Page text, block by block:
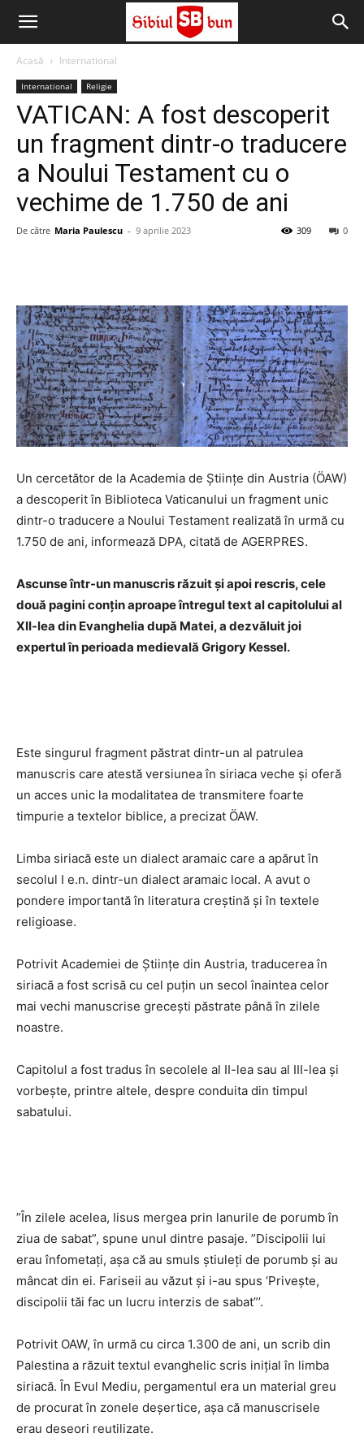
Sibiul
Acasă International
International Religie
VATICAN: A fost descoperit
un fragment dintr-o traducere
a Noului Testament cu o
vechime de 1.750 de ani
De către Maria Paulescu - 9 aprilie 2023 0
309
Un cercetător de la Academia de Ştiinţe din Austria (ÖAW)
a descoperit în Biblioteca Vaticanului un fragment unic
dintr-o traducere a Noului Testament realizată în urmă cu
1.750 de ani, informează DPA, citată de AGERPRES.
Ascunse într-un manuscris răzuit şi apoi rescris, cele
două pagini conţin aproape întregul text al capitolului al
XII-lea din Evanghelia după Matei, a dezvăluit joi
expertul în perioada medievală Grigory Kessel.
Este singurul fragment păstrat dintr-un al patrulea
manuscris care atestă versiunea în siriaca veche şi oferă
un acces unic la modalitatea de transmitere foarte
timpurie a textelor biblice, a precizat ÖAW.
Limba siriacă este un dialect aramaic care a apărut în
secolul I e.n. dintr-un dialect aramaic local. A avut o
pondere importantă în literatura creştină şi în textele
religioase.
Potrivit Academiei de Ştiinţe din Austria, traducerea în
siriacă a fost scrisă cu cel puţin un secol înaintea celor
mai vechi manuscrise greceşti păstrate până în zilele
noastre.
Capitolul a fost tradus în secolele al II-lea sau al III-lea şi
vorbeşte, printre altele, despre conduita din timpul
sabatului.
”În zilele acelea, Iisus mergea prin lanurile de porumb în
ziua de sabat”, spune unul dintre pasaje. ”Discipolii lui
erau înfometaţi, aşa că au smuls ştiuleţi de porumb şi au
mâncat din ei. Fariseii au văzut şi i-au spus ‘Priveşte,
discipolii tăi fac un lucru interzis de sabat”’.
Potrivit OAW, în urmă cu circa 1.300 de ani, un scrib din
Palestina a răzuit textul evanghelic scris iniţial în limba
siriacă. În Evul Mediu, pergamentul era un material greu
de procurat în zonele deşertice, aşa că manuscrisele
erau deseori reutilizate.